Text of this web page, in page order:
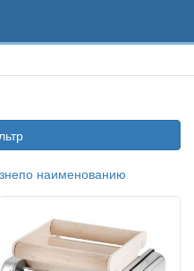
по наименованию